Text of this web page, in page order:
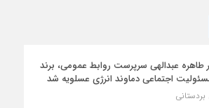
طاهره عبدالهی سرپرست روابط عمومی، برند
اجتماعی دماوند انرژی عسلویه شد